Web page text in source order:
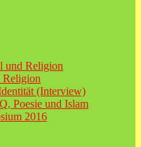
und Religion
Religion
(Interview)
Poesie und Islam
2016